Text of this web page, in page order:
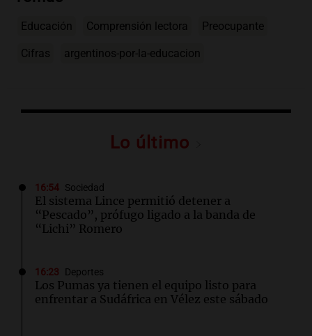
Educación Comprensión lectora Preocupante
Cifras argentinos-por-la-educacion
Lo último
16:54 Sociedad
El sistema Lince permitió detener a
“Pescado”, prófugo ligado a la banda de
“Lichi” Romero
16:23 Deportes
Los Pumas ya tienen el equipo listo para
enfrentar a Sudáfrica en Vélez este sábado